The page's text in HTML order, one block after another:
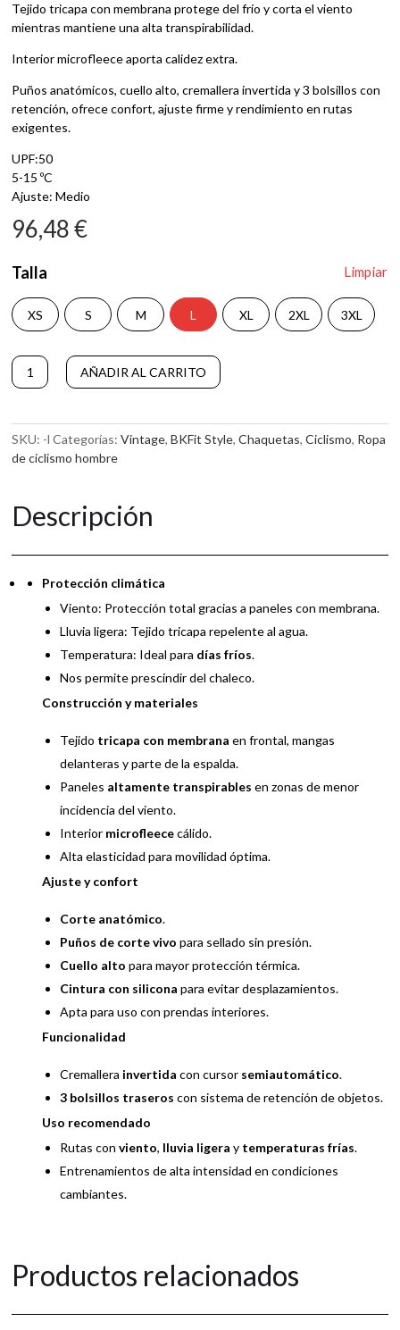
Tejido tricapa con membrana protege del frío y corta el viento
mientras mantiene una alta transpirabilidad.
Interior microfleece aporta calidez extra.
Puños anatómicos, cuello alto, cremallera invertida y 3 bolsillos con
retención, ofrece confort, ajuste firme y rendimiento en rutas
exigentes.
UPF:50
5-15 ºC
Ajuste: Medio
96,48€
Talla
XS S M L XL 2XL 3XL
Limpiar
Chaqueta
Angliru
AÑADIR AL CARRITO
e
r
e
SKU: -l Categorías:Vintage,BKFit Style,Chaquetas,Ciclismo, Ropa
de ciclismo hombre
Descripción
Protección climática
Viento: Protección total gracias a paneles con membrana.
Lluvia ligera: Tejido tricapa repelente al agua.
Temperatura: Ideal para días fríos.
Nos permite prescindir del chaleco.
Construcción y materiales
Tejido tricapa con membrana en frontal, mangas
delanteras y parte de la espalda.
Paneles altamente transpirables en zonas de menor
incidencia del viento.
Interior microfleececálido.
Alta elasticidad para movilidad óptima.
Ajuste y confort
Corte anatómico.
Puños de corte vivo para sellado sin presión.
Cuello alto para mayor protección térmica.
Cintura con silicona para evitar desplazamientos.
Apta para uso con prendas interiores.
Funcionalidad
Cremallera invertida con cursor semiautomático.
3 bolsillos traseros con sistema de retención de objetos.
Uso recomendado
Rutas conviento, lluvia ligera y temperaturas frías.
Entrenamientos de alta intensidad en condiciones
cambiantes.
Productos relacionados